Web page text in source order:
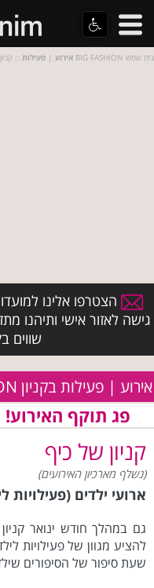
אירוע | פעילות :: קניון של כיף ב קניון BIG FASHION בית שמש
הצטרפו אלינו
גישה לאזור אישי ותיהנו
שווים
אירוע | פעילות בקניון BIG FASHION בית שמש
פג תוקף האירוע!
קניון של כיף
(נשלף מארכיון האירועים)
ארועי ילדים (פעילויות
להציע מגוון של פעילויות
שעת סיפור של הסיפורים